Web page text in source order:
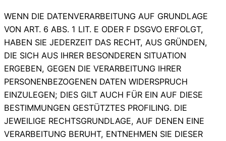
WENN DIE DATENVERARBEITUNG AUF GRUNDLAGE
VON ART. 6 ABS. 1 LIT. E ODER F DSGVO ERFOLGT,
HABEN SIE JEDERZEIT DAS RECHT, AUS GRÜNDEN,
DIE SICH AUS IHRER BESONDEREN SITUATION
ERGEBEN, GEGEN DIE VERARBEITUNG IHRER
PERSONENBEZOGENEN DATEN WIDERSPRUCH
EINZULEGEN; DIES GILT AUCH FÜR EIN AUF DIESE
BESTIMMUNGEN GESTÜTZTES PROFILING. DIE
JEWEILIGE RECHTSGRUNDLAGE, AUF DENEN EINE
VERARBEITUNG BERUHT, ENTNEHMEN SIE DIESER